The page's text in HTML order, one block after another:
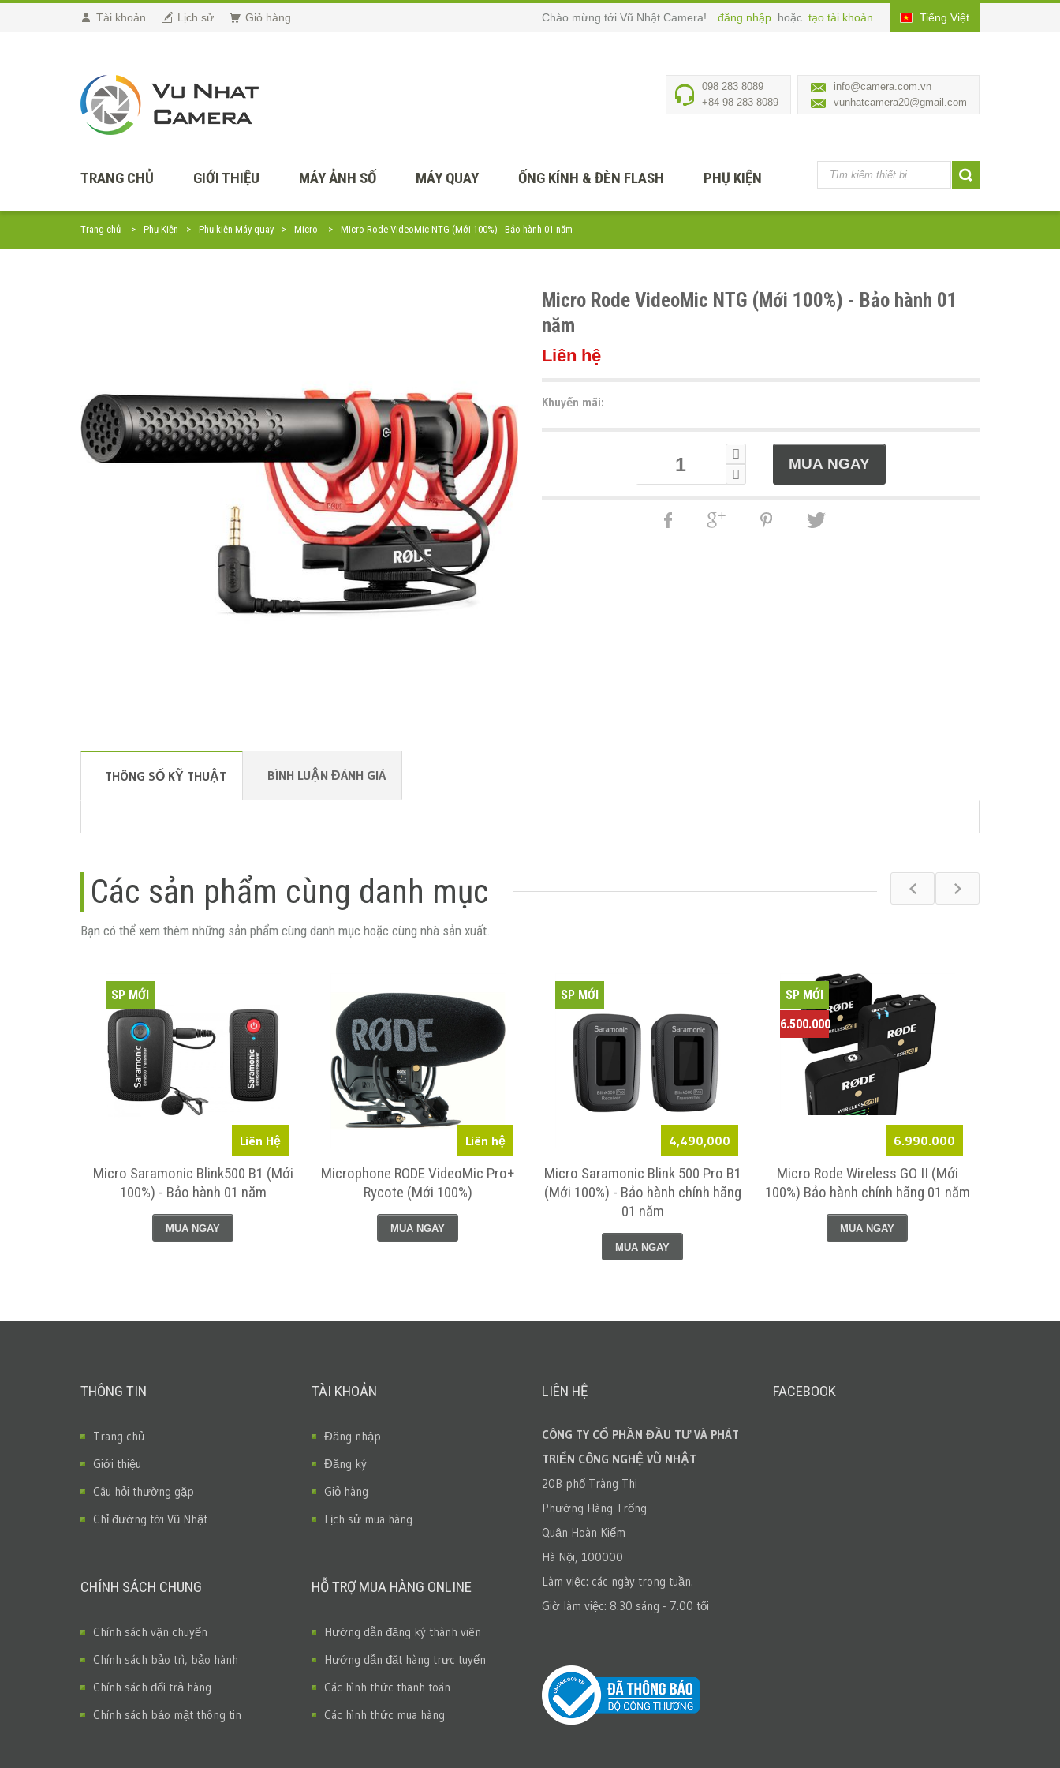
Tài khoản Lịch sử Giỏ hàng Tiếng Việt
Chào mừng tới Vũ Nhật Camera! đăng nhập hoặc tạo tài khoản
info@camera.com.vn
vunhatcamera20@gmail.com
098 283 8089
+84 98 283 8089
TRANG CHỦ GIỚI THIỆU MÁY ẢNH SỐ MÁY QUAY ỐNG KÍNH & ĐÈN FLASH PHỤ KIỆN
Trang chủ Phụ Kiện Phụ kiện Máy quay Micro Micro Rode VideoMic NTG (Mới 100%) - Bảo hành 01 năm
Micro Rode VideoMic NTG (Mới 100%) - Bảo hành 01
năm
Liên hệ
Khuyến mãi:
THÔNG SỐ KỸ THUẬT BÌNH LUẬN ĐÁNH GIÁ
Các sản phẩm cùng danh mục
Bạn có thể xem thêm những sản phẩm cùng danh mục hoặc cùng nhà sản xuất.
Liên Hệ
SP MỚI
Micro Saramonic Blink500 B1 (Mới
100%) - Bảo hành 01 năm
MUA NGAY
Liên hệ
Microphone RODE VideoMic Pro+
Rycote (Mới 100%)
MUA NGAY
4,490,000
SP MỚI
Micro Saramonic Blink 500 Pro B1
(Mới 100%) - Bảo hành chính hãng
01 năm
MUA NGAY
6.990.000
SP MỚI
6.500.000
Micro Rode Wireless GO II (Mới
100%) Bảo hành chính hãng 01 năm
MUA NGAY
THÔNG TIN
Trang chủ
Giới thiệu
Câu hỏi thường gặp
Chỉ đường tới Vũ Nhật
CHÍNH SÁCH CHUNG
Chính sách vận chuyển
Chính sách bảo trì, bảo hành
Chính sách đổi trả hàng
Chính sách bảo mật thông tin
TÀI KHOẢN
Đăng nhập
Đăng ký
Giỏ hàng
Lịch sử mua hàng
HỖ TRỢ MUA HÀNG ONLINE
Hướng dẫn đăng ký thành viên
Hướng dẫn đặt hàng trực tuyến
Các hình thức thanh toán
Các hình thức mua hàng
LIÊN HỆ
CÔNG TY CỔ PHẦN ĐẦU TƯ VÀ PHÁT
TRIỂN CÔNG NGHỆ VŨ NHẬT
20B phố Tràng Thi
Phường Hàng Trống
Quận Hoàn Kiếm
Hà Nội, 100000
Làm việc: các ngày trong tuần.
Giờ làm việc: 8.30 sáng - 7.00 tối
FACEBOOK